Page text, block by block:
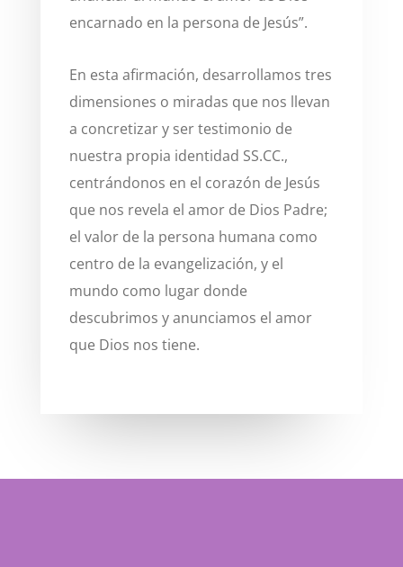
encarnado en la persona de Jesús”.
En esta afirmación, desarrollamos tres
dimensiones o miradas que nos llevan
a concretizar y ser testimonio de
nuestra propia identidad SS.CC.,
centrándonos en el corazón de Jesús
que nos revela el amor de Dios Padre;
el valor de la persona humana como
centro de la evangelización, y el
mundo como lugar donde
descubrimos y anunciamos el amor
que Dios nos tiene.